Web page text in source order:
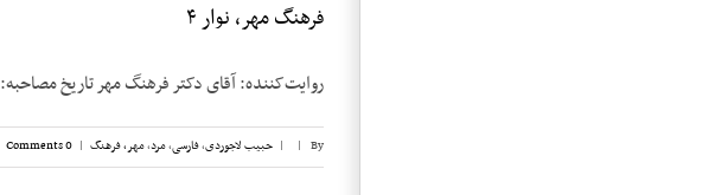
فرهنگ مهر، نوار ۴
روایت‌کننده: آقای دکتر فرهنگ مهر تاریخ مصاحبه: ۲۱ می ۱۹۸۴ محل‌مصاحبه: کمبریج ـ [...]
By
|
| حبیب لاجوردی,فارسی,مرد,مهر، فرهنگ |
0 Comments